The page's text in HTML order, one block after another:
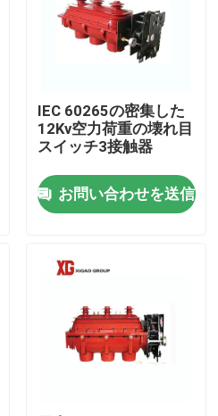
IEC 60265の密集した
12Kv空力荷重の壊れ目
スイッチ3接触器
お問い合わせを送信